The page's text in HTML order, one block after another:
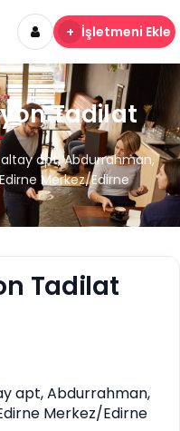
+ İşletmeni Ekle
Tadilat
apt, Abdurrahman,
Merkez/Edirne
Tadilat
apt, Abdurrahman,
Merkez/Edirne